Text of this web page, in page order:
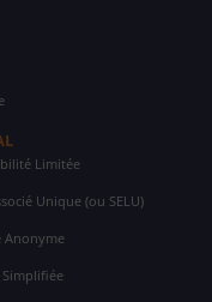
Limitée
Unique (ou SELU)
Anonyme
Simplifiée